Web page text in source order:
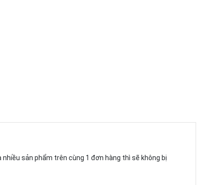
sản phẩm trên cùng 1 đơn hàng thì sẽ không bị